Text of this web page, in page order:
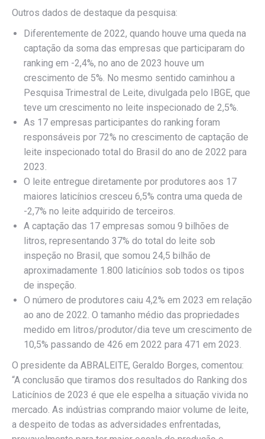
Outros dados de destaque da pesquisa:
Diferentemente de 2022, quando houve uma queda na
captação da soma das empresas que participaram do
ranking em -2,4%, no ano de 2023 houve um
crescimento de 5%. No mesmo sentido caminhou a
Pesquisa Trimestral de Leite, divulgada pelo IBGE, que
teve um crescimento no leite inspecionado de 2,5%.
As 17 empresas participantes do ranking foram
responsáveis por 72% no crescimento de captação de
leite inspecionado total do Brasil do ano de 2022 para
2023.
O leite entregue diretamente por produtores aos 17
maiores laticínios cresceu 6,5% contra uma queda de
-2,7% no leite adquirido de terceiros.
A captação das 17 empresas somou 9 bilhões de
litros, representando 37% do total do leite sob
inspeção no Brasil, que somou 24,5 bilhão de
aproximadamente 1.800 laticínios sob todos os tipos
de inspeção.
O número de produtores caiu 4,2% em 2023 em relação
ao ano de 2022. O tamanho médio das propriedades
medido em litros/produtor/dia teve um crescimento de
10,5% passando de 426 em 2022 para 471 em 2023.
O presidente da ABRALEITE, Geraldo Borges, comentou:
“A conclusão que tiramos dos resultados do Ranking dos
Laticínios de 2023 é que ele espelha a situação vivida no
mercado. As indústrias comprando maior volume de leite,
a despeito de todas as adversidades enfrentadas,